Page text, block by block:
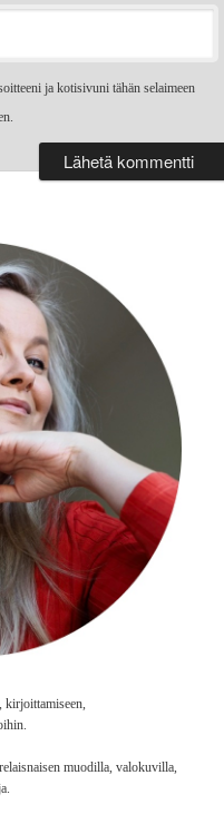
ja kotisivuni tähän selaimeen
kirjoittamiseen,
muodilla, valokuvilla,